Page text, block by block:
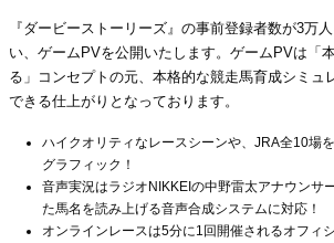
『ダービーストーリーズ』の事前登録者数が3万
い、ゲームPVを公開いたします。ゲームPVは「
る」コンセプトの元、本格的な競走馬育成シミュ
できる仕上がりとなっております。
ハイクオリティなレースシーンや、JRA全10場
グラフィック！
音声実況はラジオNIKKEIの中野雷太アナウンサ
た馬名を読み上げる音声合成システムに対応！
オンラインレースは5分に1回開催されるオフィ